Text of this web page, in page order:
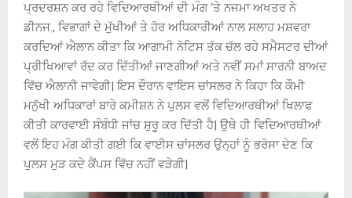
ਪ੍ਰਦਰਸ਼ਨ ਕਰ ਰਹੇ ਵਿਦਿਆਰਥੀਆਂ ਦੀ ਮੰਗ ‘ਤੇ ਨਜਮਾ ਅਖਤਰ ਨੇ
ਡੀਨਜ., ਵਿਭਾਗਾਂ ਦੇ ਮੁੱਖੀਆਂ ਤੇ ਹੋਰ ਅਧਿਕਾਰੀਆਂ ਨਾਲ ਸਲਾਹ ਮਸ਼ਵਰਾ
ਕਰਦਿਆਂ ਐਲਾਨ ਕੀਤਾ ਕਿ ਆਗਾਮੀ ਨੋਟਿਸ ਤੱਕ ਚੱਲ ਰਹੇ ਸਮੈਸਟਰ ਦੀਆਂ
ਪ੍ਰੀਖਿਆਵਾਂ ਰੱਦ ਕਰ ਦਿੱਤੀਆਂ ਜਾਣਗੀਆਂ ਅਤੇ ਨਵੀਂ ਸਮਾਂ ਸਾਰਨੀ ਬਾਅਦ
ਵਿੱਚ ਐਲਾਨੀ ਜਾਵੇਗੀ| ਇਸ ਦੌਰਾਨ ਵਾਇਸ ਚਾਂਸਲਰ ਨੇ ਕਿਹਾ ਕਿ ਕੌਮੀ
ਮਨੁੱਖੀ ਅਧਿਕਾਰਾਂ ਬਾਰੇ ਕਮੀਸ਼ਨ ਨੇ ਪੁਲਸ ਵਲੋਂ ਵਿਦਿਆਰਥੀਆਂ ਖਿਲਾਫ
ਕੀਤੀ ਕਾਰਵਾਈ ਸੰਬੰਧੀ ਜਾਂਚ ਸ਼ੁਰੂ ਕਰ ਦਿੱਤੀ ਹੈ| ਉਥੇ ਹੀ ਵਿਦਿਆਰਥੀਆਂ
ਵਲੋਂ ਇਹ ਮੰਗ ਕੀਤੀ ਗਈ ਕਿ ਵਾਈਸ ਚਾਂਸਲਰ ਉਨ੍ਹਾਂ ਨੂੰ ਭਰੋਸਾ ਦੇਣ ਕਿ
ਪੁਲਸ ਮੁੜ ਕਦੇ ਕੈਂਪਸ ਵਿੱਚ ਨਹੀਂ ਵੜੇਗੀ|